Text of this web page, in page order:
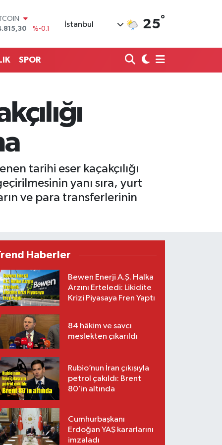
%0.18
%0.32
%-14
%-0.1
İstanbul 25°
SPOR
tarihi eser kaçakçılığı
yanı sıra, yurt
ve para transferlerinin
Haberler
Bewen Enerji A.Ş. Halka
Arzını Erteledi: Likidite
Krizi Piyasaya Fren Yaptı
84 hâkim ve savcı
meslekten çıkarıldı
Rubio’nun İran çıkışıyla
petrol çakıldı: Brent
80’in altında
Cumhurbaşkanı
Erdoğan YAŞ kararlarını
imzaladı